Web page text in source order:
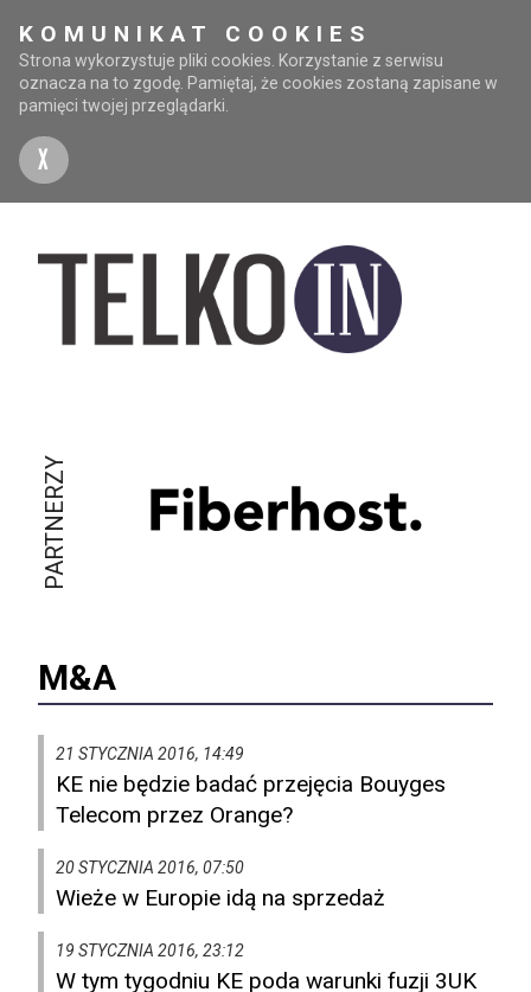
KOMUNIKAT COOKIES
Strona wykorzystuje pliki cookies. Korzystanie z serwisu
oznacza na to zgodę. Pamiętaj, że cookies zostaną zapisane w
pamięci twojej przeglądarki.
X
PARTNERZY
M&A
21 STYCZNIA 2016, 14:49
KE nie będzie badać przejęcia Bouyges
Telecom przez Orange?
20 STYCZNIA 2016, 07:50
Wieże w Europie idą na sprzedaż
19 STYCZNIA 2016, 23:12
W tym tygodniu KE poda warunki fuzji 3UK